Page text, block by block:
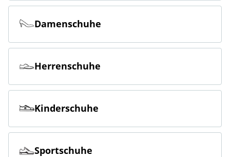
Online bestellen & kostenlos in der Filiale zurückgeben
Damenschuhe
Herrenschuhe
Kinderschuhe
Sportschuhe